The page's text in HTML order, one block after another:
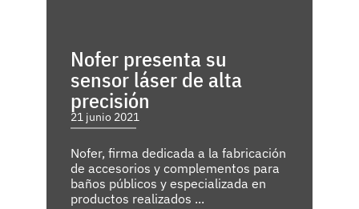
Nofer presenta su
sensor láser de alta
precisión
21 junio 2021
Nofer, firma dedicada a la fabricación
de accesorios y complementos para
baños públicos y especializada en
productos realizados ...